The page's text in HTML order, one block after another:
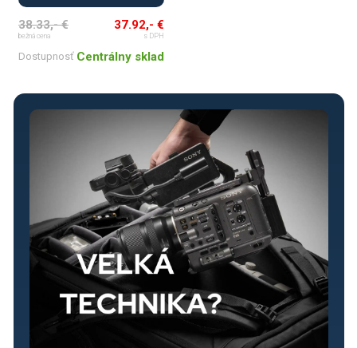
38.33,- €
bežná cena
37.92,- €
s DPH
Dostupnosť Centrálny sklad